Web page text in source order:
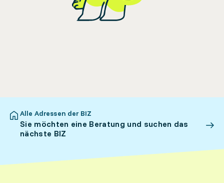
Alle Adressen der BIZ
Sie möchten eine Beratung und suchen das
nächste BIZ